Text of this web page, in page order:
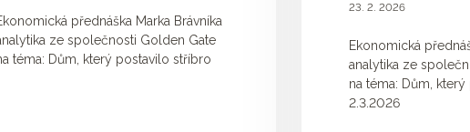
přednáška Marka Brávníka
ze společnosti Golden Gate
téma: Dům, který postavilo stříbro
23. 2. 2026
Ekonomická
analytika ze
na téma: Dům,
2.3.2026